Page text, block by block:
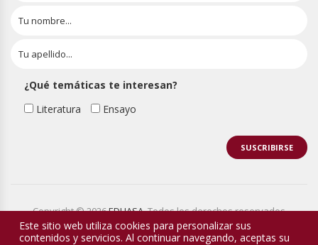
¿Qué temáticas te interesan?
Literatura
Ensayo
Copyright © 2026EDHASA. Todos los derechos reservados
Este sitio web utiliza cookies para personalizar sus
contenidos y servicios. Al continuar navegando, aceptas su